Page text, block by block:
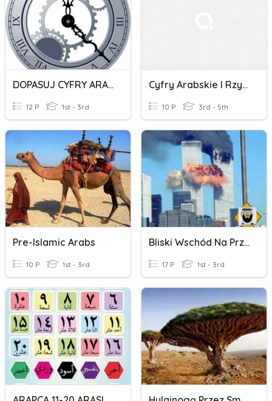
DOPASUJ CYFRY ARABSKIE I RZYMSKIE Cz. 1
12 P 1st - 3rd
Cyfry Arabskie I Rzymskie
10 P 3rd - 5th
Pre-Islamic Arabs
10 P 1st - 3rd
Bliski Wschód Na Przełomie XX I XXI W.
17 P 1st - 3rd